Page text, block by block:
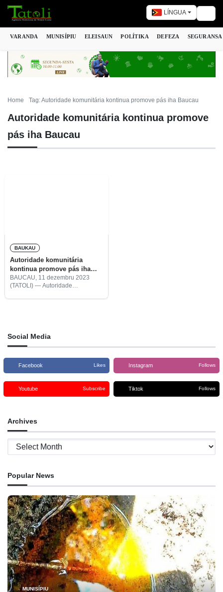
LÍNGUA
VARANDA MUNISÍPIU ELEISAUN POLÍTIKA DEFEZA SEGURANSA
Home Tag: Autoridade komunitária kontinua promove pás iha Baucau
Autoridade komunitária kontinua promove
pás iha Baucau
BAUKAU
Autoridade komunitária
kontinua promove pás iha
Baucau
BAUCAU, 11 dezembru 2023
(TATOLI) — Autoridade
Social Media
Facebook Likes Instagram Follows
Youtube Subscribe Tiktok Follows
Archives
Archives
Popular News
MUNISÍPIU